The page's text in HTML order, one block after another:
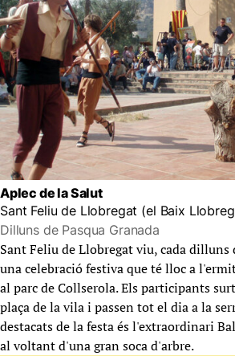
Aplec de la Salut
Sant Feliu de Llobregat (el Baix
Dilluns de Pasqua Granada
Sant Feliu de Llobregat viu, cada dilluns
una celebració festiva que té lloc a
al parc de Collserola. Els participants
plaça de la vila i passen tot el dia a la
destacats de la festa és l'extraordinari
al voltant d'una gran soca d'arbre.